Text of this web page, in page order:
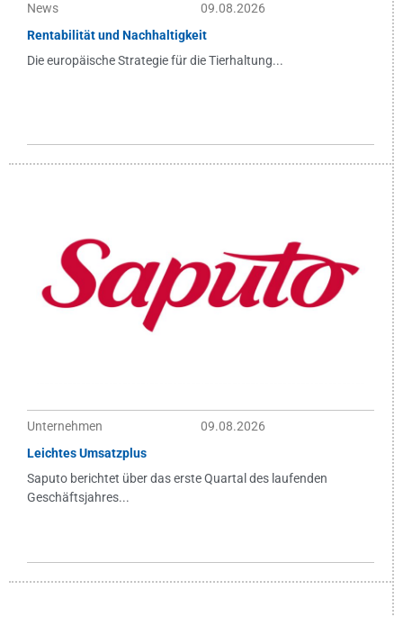
News
09.08.2026
Rentabilität und Nachhaltigkeit
Die europäische Strategie für die Tierhaltung...
Unternehmen
09.08.2026
Leichtes Umsatzplus
Saputo berichtet über das erste Quartal des laufenden
Geschäftsjahres...